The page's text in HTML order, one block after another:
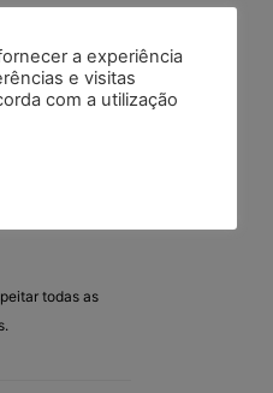
em
resultar em
texto ou
pode
todas as
a experiência
e visitas
com a utilização